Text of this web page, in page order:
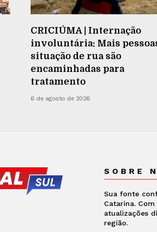
CRICIÚMA | Internação
involuntária: Mais
situação de rua são
encaminhadas para
tratamento
6 de agosto de 2026
SOBRE
Sua fonte
Catarina.
atualizações
região.